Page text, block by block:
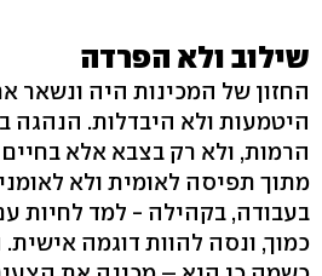
שילוב ולא הפרדה
החזון של המכינות היה ונשאר
היטמעות ולא היבדלות. הנהגה
הרמות, ולא רק בצבא אלא בחיים
מתוך תפיסה לאומית ולא
בעבודה, בקהילה - למד לחיות
כמוך, ונסה להוות דוגמה